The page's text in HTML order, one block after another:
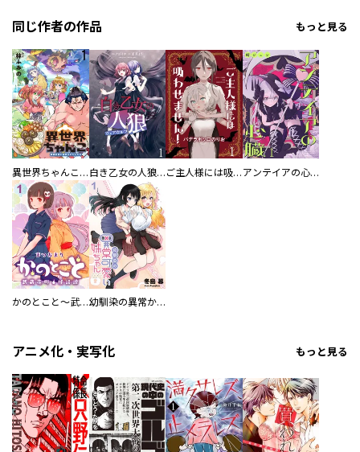
同じ作者の作品 もっと見る
異世界ちゃんこ～横綱目前に召喚されたんだが～ 【連載版】 白き乙女の人狼（ウェアウルフ） 【連載版】 ご主人様には吸わせません！ 【連載版】 アンテイアの心臓 【連載版】
かのとこと～武蔵花町怪話譚～ 【連載版】 幼馴染の異常かわいい妹ちゃん 【連載版】
アニメ化・実写化 もっと見る